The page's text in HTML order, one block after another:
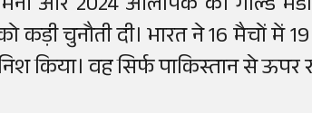
कड़ी चुनौती दी। भारत ने 16 मैचों में
किया। वह सिर्फ पाकिस्तान से ऊपर